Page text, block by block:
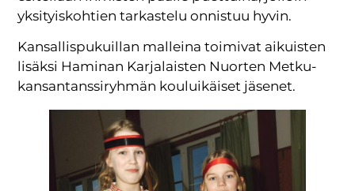
yksityiskohtien tarkastelu onnistuu hyvin.
Kansallispukuillan malleina toimivat aikuisten
lisäksi Haminan Karjalaisten Nuorten Metku-
kansantanssiryhmän kouluikäiset jäsenet.